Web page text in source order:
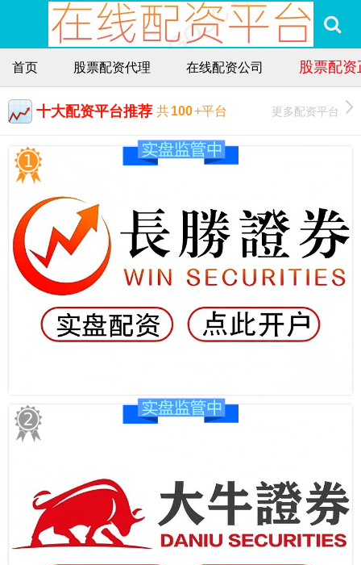
首页 股票配资代理 在线配资公司 股票配
十大配资平台推荐 共100+平台 更多配资平台